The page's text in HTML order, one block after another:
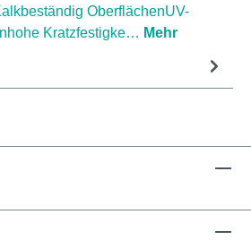
OberflächenUV-
Kratzfestigke… Mehr